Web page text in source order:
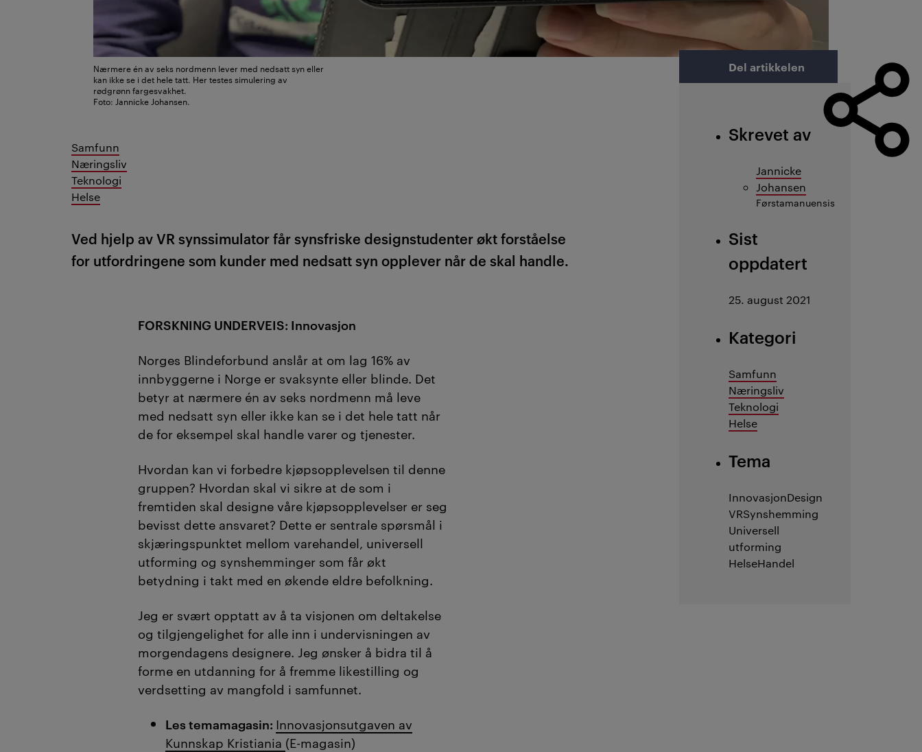
Nærmere én av seks nordmenn lever med nedsatt syn eller
kan ikke se i det hele tatt. Her testes simulering av
rødgrønn fargesvakhet.
Foto: Jannicke Johansen.
Del artikkelen
Skrevet av
Jannicke
Johansen
Førstamanuensis
Sist
oppdatert
25. august 2021
Kategori
Samfunn
Næringsliv
Teknologi
Helse
Tema
InnovasjonDesign
VRSynshemming
Universell
utforming
HelseHandel
Samfunn
Næringsliv
Teknologi
Helse
Ved hjelp av VR synssimulator får synsfriske designstudenter økt forståelse
for utfordringene som kunder med nedsatt syn opplever når de skal handle.
FORSKNING UNDERVEIS: Innovasjon
Norges Blindeforbund anslår at om lag 16% av
innbyggerne i Norge er svaksynte eller blinde. Det
betyr at nærmere én av seks nordmenn må leve
med nedsatt syn eller ikke kan se i det hele tatt når
de for eksempel skal handle varer og tjenester.
Hvordan kan vi forbedre kjøpsopplevelsen til denne
gruppen? Hvordan skal vi sikre at de som i
fremtiden skal designe våre kjøpsopplevelser er seg
bevisst dette ansvaret? Dette er sentrale spørsmål i
skjæringspunktet mellom varehandel, universell
utforming og synshemminger som får økt
betydning i takt med en økende eldre befolkning.
Jeg er svært opptatt av å ta visjonen om deltakelse
og tilgjengelighet for alle inn i undervisningen av
morgendagens designere. Jeg ønsker å bidra til å
forme en utdanning for å fremme likestilling og
verdsetting av mangfold i samfunnet.
Les temamagasin: Innovasjonsutgaven av
Kunnskap Kristiania (E-magasin)